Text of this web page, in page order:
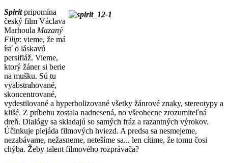
Spiritpripomína
český film Václava
Marhoula Mazaný
Filip: vieme, že má
ísť o láskavú
persifláž. Vieme,
ktorý žáner si berie
na mušku. Sú tu
vyabstrahované,
skoncentrované,
vydestilované a hyperbolizované všetky žánrové znaky, stereotypy a
klišé. Z príbehu zostala nadnesená, no všeobecne zrozumiteľná
dreň. Dialógy sa skladajú so samých fráz a razantných výrokov.
Účinkuje plejáda filmových hviezd. A predsa sa nesmejeme,
nezabávame, nežasneme, netešíme sa... len cítime, že tomu čosi
chýba. Žeby talent filmového rozprávača?